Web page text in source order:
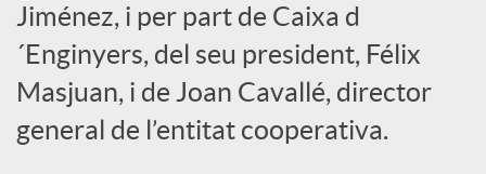
a
l
Jiménez, i per part de Caixa d
´Enginyers, del seu president, Félix
Masjuan, i de Joan Cavallé, director
general de l’entitat cooperativa.